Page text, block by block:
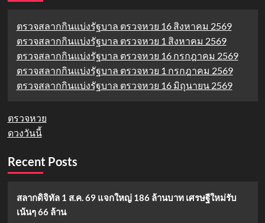
ตรวจสลากกินแบ่งรัฐบาล ตรวจหวย 16 สิงหาคม 2569
ตรวจสลากกินแบ่งรัฐบาล ตรวจหวย 1 สิงหาคม 2569
ตรวจสลากกินแบ่งรัฐบาล ตรวจหวย 16 กรกฎาคม 2569
ตรวจสลากกินแบ่งรัฐบาล ตรวจหวย 1 กรกฎาคม 2569
ตรวจสลากกินแบ่งรัฐบาล ตรวจหวย 16 มิถุนายน 2569
ตรวจหวย
ดวงวันนี้
Recent Posts
สลากดิจิทัล 1 ส.ค. 69 แจกใหญ่ 186 ล้านบาท เศรษฐีใหม่รับ
เน้นๆ 66 ล้าน